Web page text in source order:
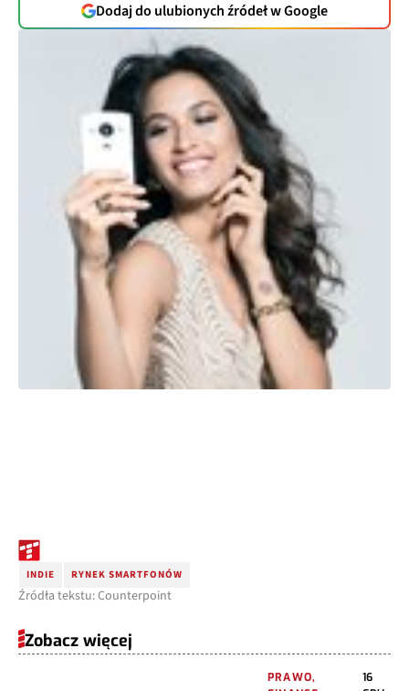
Dodaj do ulubionych źródeł w Google
INDIE RYNEK SMARTFONÓW
Źródła tekstu: Counterpoint
Zobacz więcej
PRAWO,
16